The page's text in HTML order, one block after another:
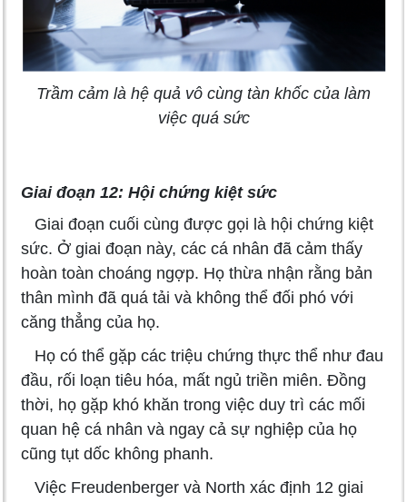
Trầm cảm là hệ quả vô cùng tàn khốc của làm
việc quá sức
Giai đoạn 12: Hội chứng kiệt sức
Giai đoạn cuối cùng được gọi là hội chứng kiệt
sức. Ở giai đoạn này, các cá nhân đã cảm thấy
hoàn toàn choáng ngợp. Họ thừa nhận rằng bản
thân mình đã quá tải và không thể đối phó với
căng thẳng của họ.
Họ có thể gặp các triệu chứng thực thể như đau
đầu, rối loạn tiêu hóa, mất ngủ triền miên. Đồng
thời, họ gặp khó khăn trong việc duy trì các mối
quan hệ cá nhân và ngay cả sự nghiệp của họ
cũng tụt dốc không phanh.
Việc Freudenberger và North xác định 12 giai